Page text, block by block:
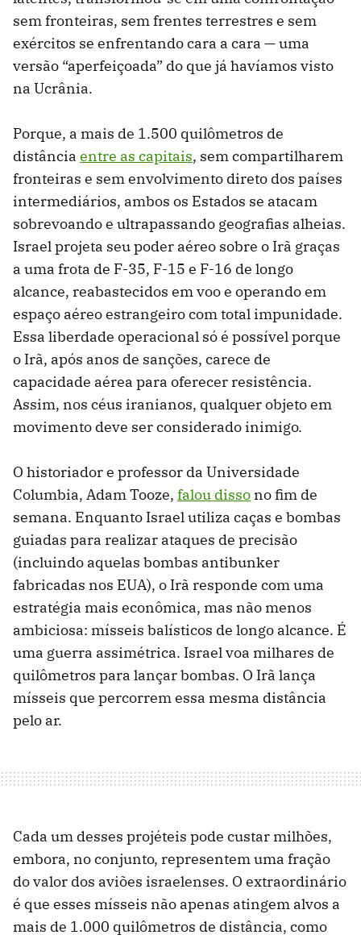
sem fronteiras, sem frentes terrestres e sem
exércitos se enfrentando cara a cara — uma
versão “aperfeiçoada” do que já havíamos visto
na Ucrânia.
Porque, a mais de 1.500 quilômetros de
distância entre as capitais, sem compartilharem
fronteiras e sem envolvimento direto dos países
intermediários, ambos os Estados se atacam
sobrevoando e ultrapassando geografias alheias.
Israel projeta seu poder aéreo sobre o Irã graças
a uma frota de F-35, F-15 e F-16 de longo
alcance, reabastecidos em voo e operando em
espaço aéreo estrangeiro com total impunidade.
Essa liberdade operacional só é possível porque
o Irã, após anos de sanções, carece de
capacidade aérea para oferecer resistência.
Assim, nos céus iranianos, qualquer objeto em
movimento deve ser considerado inimigo.
O historiador e professor da Universidade
Columbia, Adam Tooze, falou disso no fim de
semana. Enquanto Israel utiliza caças e bombas
guiadas para realizar ataques de precisão
(incluindo aquelas bombas antibunker
fabricadas nos EUA), o Irã responde com uma
estratégia mais econômica, mas não menos
ambiciosa: mísseis balísticos de longo alcance. É
uma guerra assimétrica. Israel voa milhares de
quilômetros para lançar bombas. O Irã lança
mísseis que percorrem essa mesma distância
pelo ar.
Cada um desses projéteis pode custar milhões,
embora, no conjunto, representem uma fração
do valor dos aviões israelenses. O extraordinário
é que esses mísseis não apenas atingem alvos a
mais de 1.000 quilômetros de distância, como